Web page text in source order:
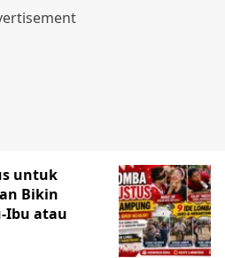
untuk
Bikin
Ibu atau